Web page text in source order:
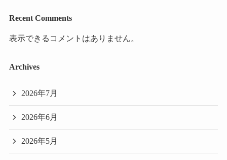
Recent Comments
表示できるコメントはありません。
Archives
2026年7月
2026年6月
2026年5月